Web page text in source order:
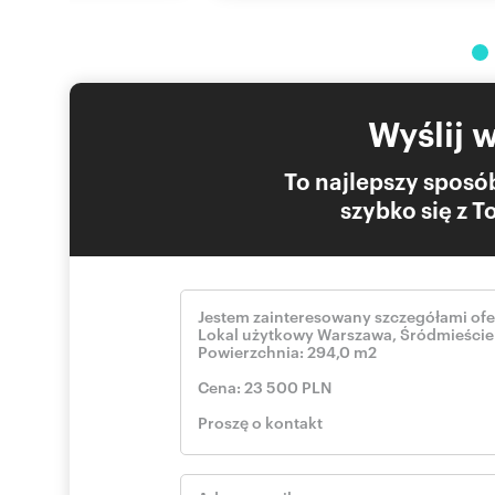
Wyślij
To najlepszy
szybko się z